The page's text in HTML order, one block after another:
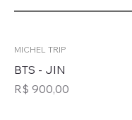
MICHEL TRIP
BTS - JIN
Preço
R$ 900,00